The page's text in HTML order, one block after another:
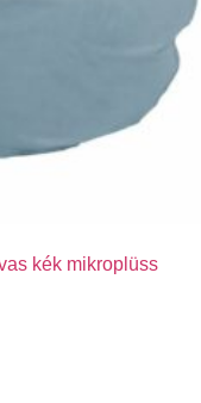
kék mikroplüss